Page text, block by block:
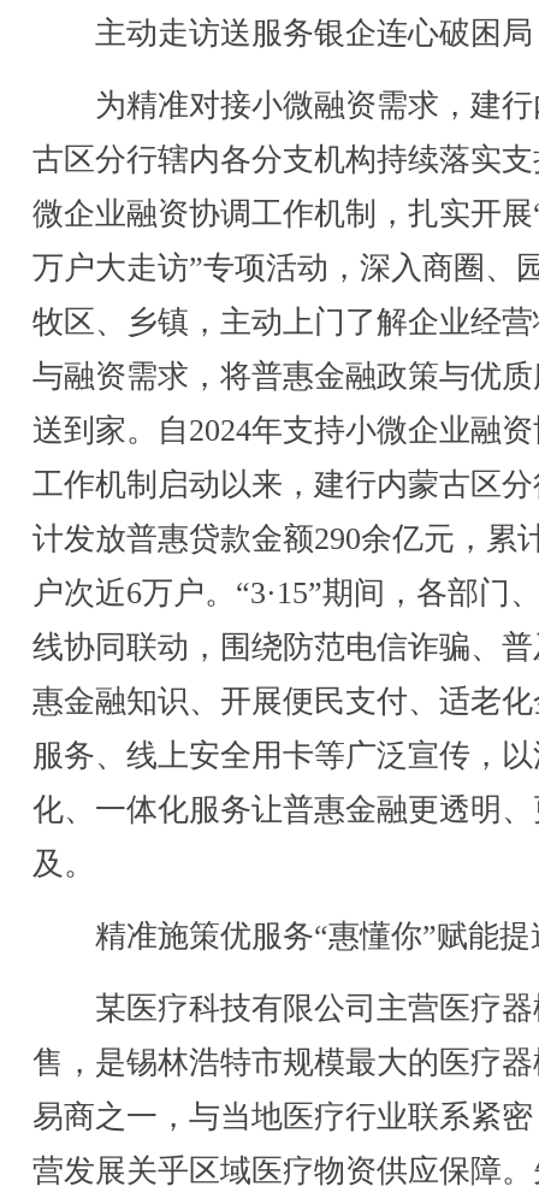
主动走访送服务银企连心破困局
为精准对接小微融资需求，建行
古区分行辖内各分支机构持续落实
微企业融资协调工作机制，扎实开展
万户大走访”专项活动，深入商圈、
牧区、乡镇，主动上门了解企业经
与融资需求，将普惠金融政策与优
送到家。自2024年支持小微企业融
工作机制启动以来，建行内蒙古区
计发放普惠贷款金额290余亿元，累
户次近6万户。“3·15”期间，各部门
线协同联动，围绕防范电信诈骗、
惠金融知识、开展便民支付、适老
服务、线上安全用卡等广泛宣传，
化、一体化服务让普惠金融更透明
及。
精准施策优服务“惠懂你”赋能提
某医疗科技有限公司主营医疗器
售，是锡林浩特市规模最大的医疗
易商之一，与当地医疗行业联系紧
营发展关乎区域医疗物资供应保障